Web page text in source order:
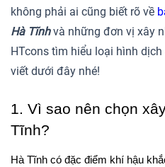
không phải ai cũng biết rõ về
Hà Tĩnhvà những đơn vị xây
HTcons tìm hiểu loại hình
viết dưới đây nhé!
1. Vì sao nên chọn
Tĩnh?
Hà Tĩnh có đặc điểm khí hậu